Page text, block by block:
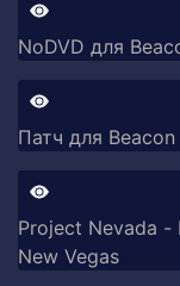
NoDVD для
Патч для
Project Nevada -
New Vegas